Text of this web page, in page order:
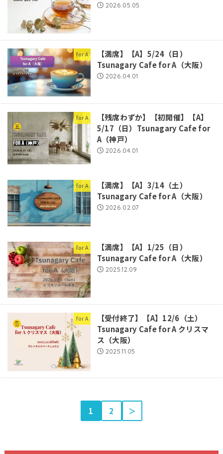
2026.05.05
for A
【満席】【A】5/24（日）
Tsunagary Cafe for A（大阪）
2026.04.01
for A
【残席わずか】【初開催】【A】
5/17（日）Tsunagary Cafe for
A（神戸）
2026.04.01
for A
【満席】【A】3/14（土）
Tsunagary Cafe for A（大阪）
2026.02.07
for A
【満席】【A】1/25（日）
Tsunagary Cafe for A（大阪）
2025.12.09
for A
【受付終了】【A】12/6（土）
Tsunagary Cafe for A クリスマ
ス（大阪）
2025.11.05
1 2 ＞